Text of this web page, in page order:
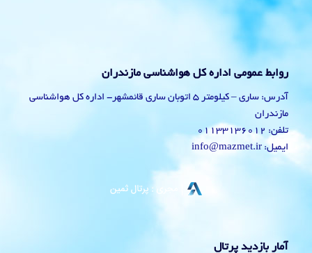
روابط عمومی اداره کل هواشناسی مازندران
آدرس: ساری – کیلومتر 5 اتوبان ساری قائمشهر- اداره کل هواشناسی
مازندران
تلفن: 01133136012
ایمیل: info@mazmet.ir
آمار بازدید پرتال